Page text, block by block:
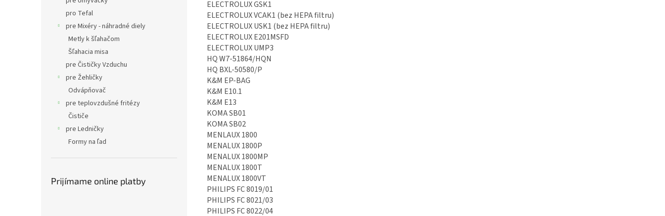
pro Tefal
pre Mixéry - náhradné diely
Metly k šľahačom
Šľahacia misa
pre Čističky Vzduchu
pre Žehličky
Odvápňovač
pre teplovzdušné fritézy
Čističe
pre Ledničky
Formy na ľad
Prijímame online platby
ELECTROLUX GSK1
ELECTROLUX VCAK1 (bez HEPA filtru)
ELECTROLUX USK1 (bez HEPA filtru)
ELECTROLUX E201MSFD
ELECTROLUX UMP3
HQ W7-51864/HQN
HQ BXL-50580/P
K&M EP-BAG
K&M E10.1
K&M E13
KOMA SB01
KOMA SB02
MENLAUX 1800
MENALUX 1800P
MENALUX 1800MP
MENALUX 1800T
MENALUX 1800VT
PHILIPS FC 8019/01
PHILIPS FC 8021/03
PHILIPS FC 8022/04